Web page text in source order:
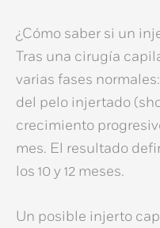
¿Cómo saber si un
Tras una cirugía
varias fases
del pelo injertado
crecimiento
mes. El resultado
los 10 y 12 meses.
Un posible injerto